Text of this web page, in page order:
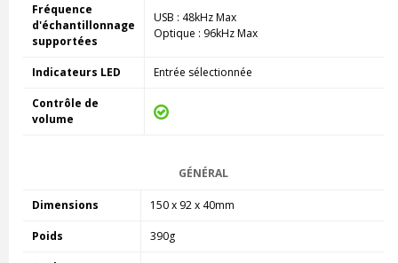
Fréquence
d'échantillonnage
supportées
USB : 48kHz Max
Optique : 96kHz Max
Indicateurs LED Entrée sélectionnée
Contrôle de
volume
GÉNÉRAL
Dimensions 150 x 92 x 40mm
Poids 390g